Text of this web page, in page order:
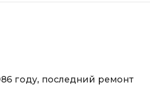
году, последний ремонт